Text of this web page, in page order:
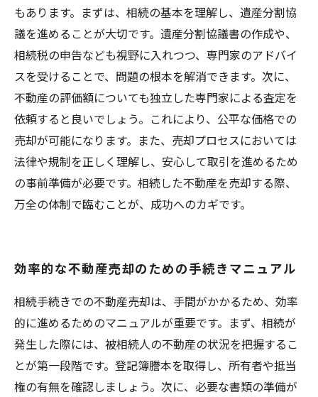
もあります。まずは、相続の基本を理解し、遺産分割協
議を進めることが大切です。遺産分割協議書の作成や、
相続税の申告なども視野に入れつつ、専門家のアドバイ
スを受けることで、問題の根本を解消できます。次に、
不動産の評価額についても独立した専門家による査定を
依頼すると良いでしょう。これにより、公平な価格での
売却が可能になります。また、売却プロセスにおいては
法律や規制を正しく理解し、安心して取引を進めるため
の事前準備が必要です。相続した不動産を売却する際、
万全の体制で臨むことが、成功へのカギです。
効率的な不動産売却のための手続きマニュアル
相続手続きでの不動産売却は、手間がかかるため、効率
的に進めるためのマニュアルが重要です。まず、相続が
発生した際には、被相続人の不動産の状況を把握するこ
とが第一段階です。登記簿謄本を取得し、所有者や抵当
権の有無を確認しましょう。次に、必要な書類の準備が